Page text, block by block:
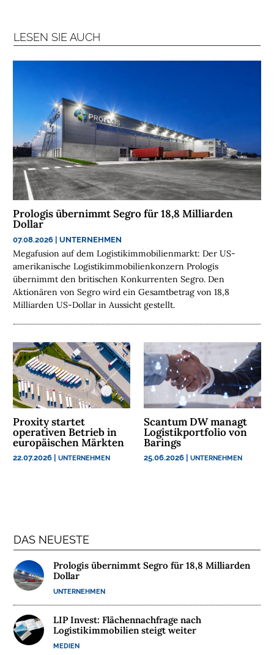
N
R
A
N
C
H
E
N
O
D
E
C
H
E
N
A
C
H
G
E
I
T
U
N
T
LESEN SIE AUCH
Prologis übernimmt Segro für 18,8 Milliarden
Dollar
07.08.2026 |UNTERNEHMEN
Megafusion auf dem Logistikimmobilienmarkt: Der US-
amerikanische Logistikimmobilienkonzern Prologis
übernimmt den britischen Konkurrenten Segro. Den
Aktionären von Segro wird ein Gesamtbetrag von 18,8
Milliarden US-Dollar in Aussicht gestellt.
Proxity startet
operativen Betrieb in
europäischen Märkten
22.07.2026 |UNTERNEHMEN
Scantum DW managt
Logistikportfolio von
Barings
25.06.2026 |UNTERNEHMEN
DAS NEUESTE
Prologis übernimmt Segro für 18,8 Milliarden
Dollar
UNTERNEHMEN
LIP Invest: Flächennachfrage nach
Logistikimmobilien steigt weiter
MEDIEN